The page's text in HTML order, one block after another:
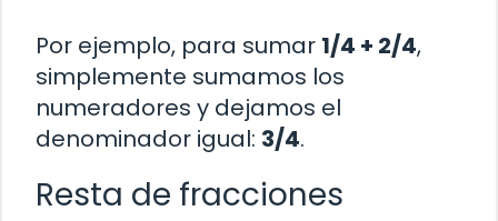
Por ejemplo, para sumar 1/4 + 2/4,
simplemente sumamos los
numeradores y dejamos el
denominador igual: 3/4.
Resta de fracciones